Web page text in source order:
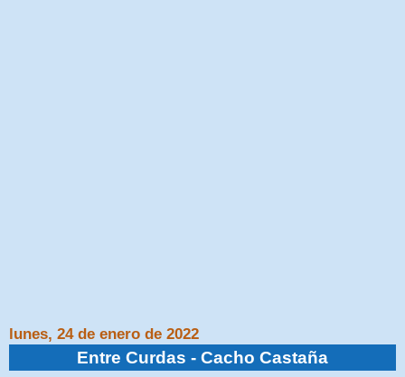
lunes, 24 de enero de 2022
Entre Curdas - Cacho Castaña